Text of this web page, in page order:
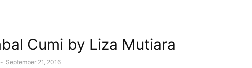
Cumi by Liza Mutiara
- September 21, 2016